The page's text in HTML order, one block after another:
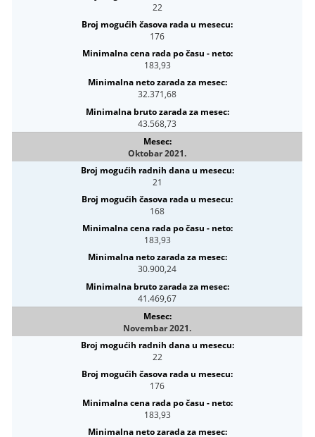
22
176
183,93
32.371,68
43.568,73
Oktobar 2021.
21
168
183,93
30.900,24
41.469,67
Novembar 2021.
22
176
183,93